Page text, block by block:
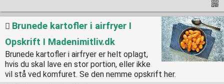
Brunede kartofler i airfryer I
Opskrift I Madenimitliv.dk
Brunede kartofler i airfryer er helt oplagt,
hvis du skal lave en stor portion, eller ikke
vil stå ved komfuret. Se den nemme opskrift her.